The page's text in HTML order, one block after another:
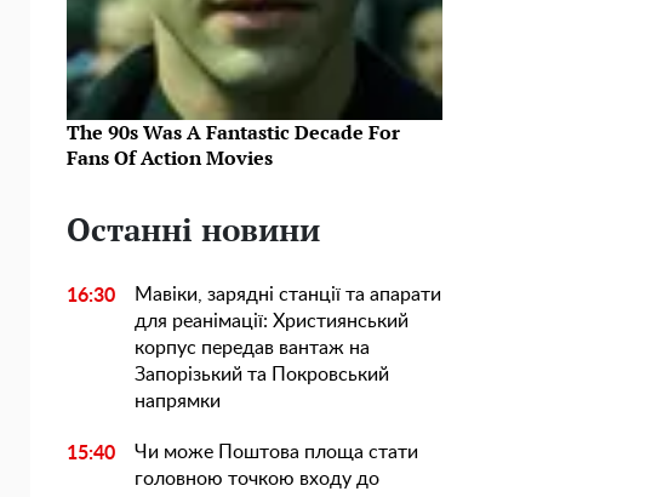
The 90s Was A Fantastic Decade For
Fans Of Action Movies
Останні новини
16:30
Мавіки, зарядні станції та апарати
для реанімації: Християнський
корпус передав вантаж на
Запорізький та Покровський
напрямки
15:40
Чи може Поштова площа стати
головною точкою входу до